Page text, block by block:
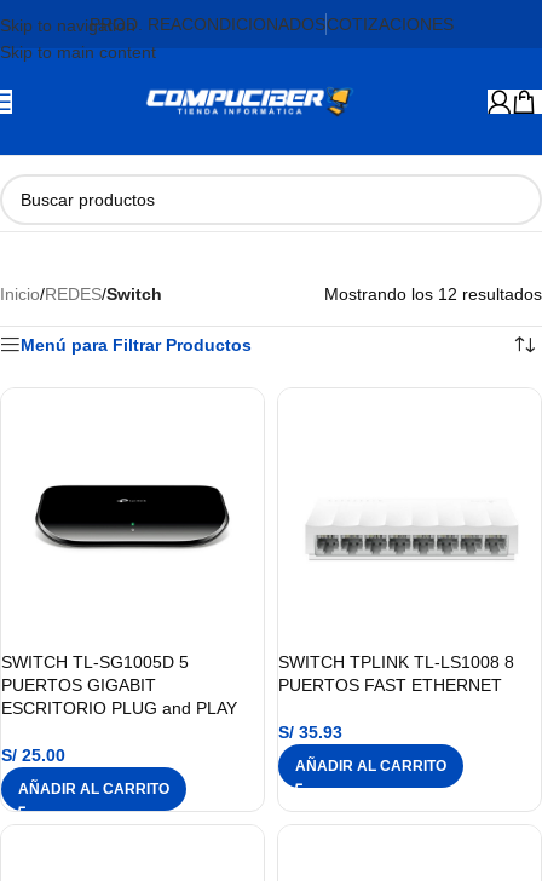
Skip to navigation
Skip to main content
PROD. REACONDICIONADOSCOTIZACIONES
Inicio/REDES/Switch Mostrando los 12 resultados
Menú para Filtrar Productos
SWITCH TL-SG1005D 5
PUERTOS GIGABIT
ESCRITORIO PLUG and PLAY
S/ 25.00
AÑADIR AL CARRITO
SWITCH TPLINK TL-LS1008 8
PUERTOS FAST ETHERNET
S/ 35.93
AÑADIR AL CARRITO